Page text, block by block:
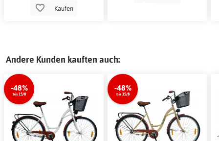
Kaufen
Andere Kunden kauften auch:
-48%
bis 15/8
-48%
bis 15/8